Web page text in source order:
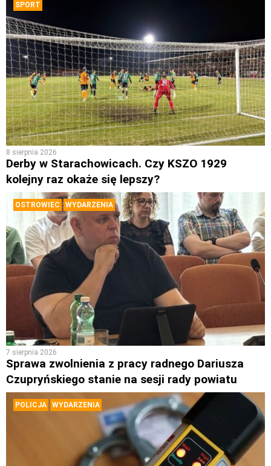
SPORT
8 sierpnia 2026
Derby w Starachowicach. Czy KSZO 1929
kolejny raz okaże się lepszy?
OSTROWIEC WYDARZENIA
7 sierpnia 2026
Sprawa zwolnienia z pracy radnego Dariusza
Czupryńskiego stanie na sesji rady powiatu
POLICJA WYDARZENIA